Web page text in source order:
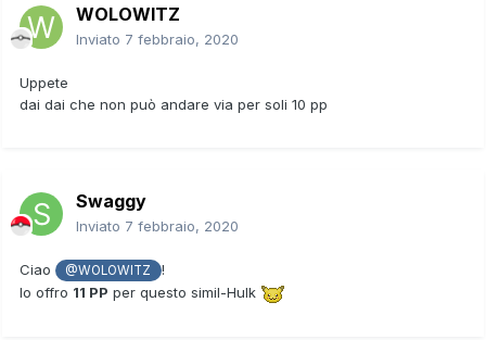
WOLOWITZ
Inviato 7 febbraio, 2020
Uppete
dai dai che non può andare via per soli 10 pp
Swaggy
Inviato 7 febbraio, 2020
Ciao @WOLOWITZ
!
Io offro 11 PP per questo simil-Hulk